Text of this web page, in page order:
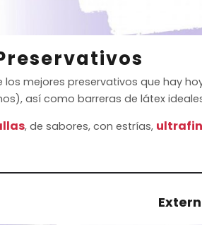
mejores preservativos que hay
así como barreras de látex
, de sabores, con estrías,